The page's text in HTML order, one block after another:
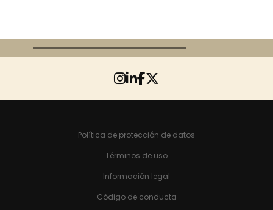
Política de protección de datos
Términos de uso
Información legal
Código de conducta